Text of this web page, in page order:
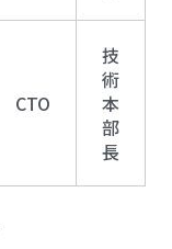
CTO
技
術
本
部
長